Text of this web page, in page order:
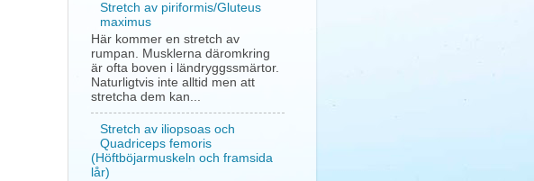
Stretch av piriformis/Gluteus
maximus
Här kommer en stretch av
rumpan. Musklerna däromkring
är ofta boven i ländryggssmärtor.
Naturligtvis inte alltid men att
stretcha dem kan...
Stretch av iliopsoas och
Quadriceps femoris
(Höftböjarmuskeln och framsida
lår)